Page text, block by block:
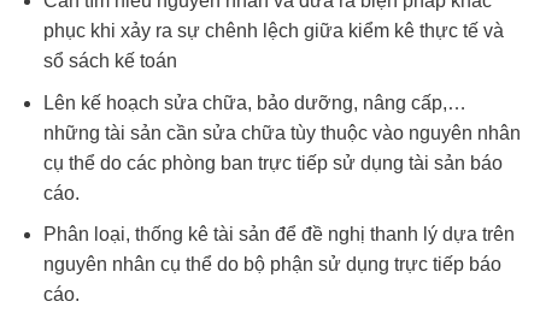
phục khi xảy ra sự chênh lệch giữa kiểm kê thực tế và
sổ sách kế toán
Lên kế hoạch sửa chữa, bảo dưỡng, nâng cấp,…
những tài sản cần sửa chữa tùy thuộc vào nguyên nhân
cụ thể do các phòng ban trực tiếp sử dụng tài sản báo
cáo.
Phân loại, thống kê tài sản để đề nghị thanh lý dựa trên
nguyên nhân cụ thể do bộ phận sử dụng trực tiếp báo
cáo.